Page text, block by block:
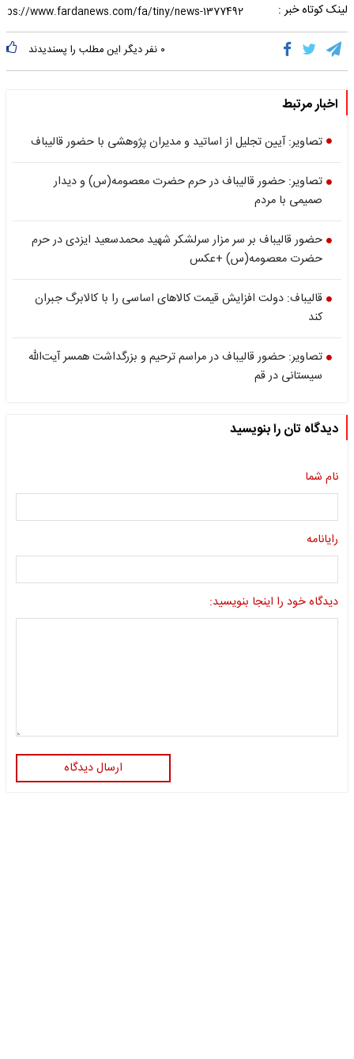
لینک کوتاه خبر :
۰ نفر دیگر این مطلب را پسندیدند
اخبار مرتبط
تصاویر: آیین تجلیل از اساتید و مدیران پژوهشی با حضور قالیباف
تصاویر: حضور قالیباف در حرم حضرت معصومه(س) و دیدار
صمیمی با مردم
حضور قالیباف بر سر مزار سرلشکر شهید محمدسعید ایزدی در حرم
حضرت معصومه(س) +عکس
قالیباف: دولت افزایش قیمت کالاهای اساسی را با کالابرگ جبران
کند
تصاویر: حضور قالیباف در مراسم ترحیم و بزرگداشت همسر آیت‌الله
سیستانی در قم
دیدگاه تان را بنویسید
نام شما
رایانامه
دیدگاه خود را اینجا بنویسید:
ارسال دیدگاه